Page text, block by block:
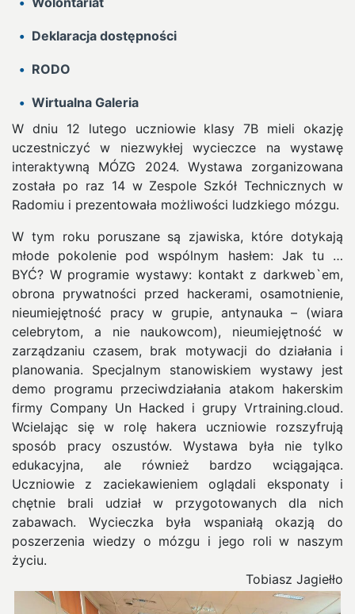
Deklaracja dostępności
RODO
Wirtualna Galeria
W dniu 12 lutego uczniowie klasy 7B mieli okazję
uczestniczyć w niezwykłej wycieczce na wystawę
interaktywną MÓZG 2024. Wystawa zorganizowana
została po raz 14 w Zespole Szkół Technicznych w
Radomiu i prezentowała możliwości ludzkiego mózgu.
W tym roku poruszane są zjawiska, które dotykają
młode pokolenie pod wspólnym hasłem: Jak tu …
BYĆ? W programie wystawy: kontakt z darkweb`em,
obrona prywatności przed hackerami, osamotnienie,
nieumiejętność pracy w grupie, antynauka – (wiara
celebrytom, a nie naukowcom), nieumiejętność w
zarządzaniu czasem, brak motywacji do działania i
planowania. Specjalnym stanowiskiem wystawy jest
demo programu przeciwdziałania atakom hakerskim
firmy Company Un Hacked i grupy Vrtraining.cloud.
Wcielając się w rolę hakera uczniowie rozszyfrują
sposób pracy oszustów. Wystawa była nie tylko
edukacyjna, ale również bardzo wciągająca.
Uczniowie z zaciekawieniem oglądali eksponaty i
chętnie brali udział w przygotowanych dla nich
zabawach. Wycieczka była wspaniałą okazją do
poszerzenia wiedzy o mózgu i jego roli w naszym
życiu.
Tobiasz Jagiełło